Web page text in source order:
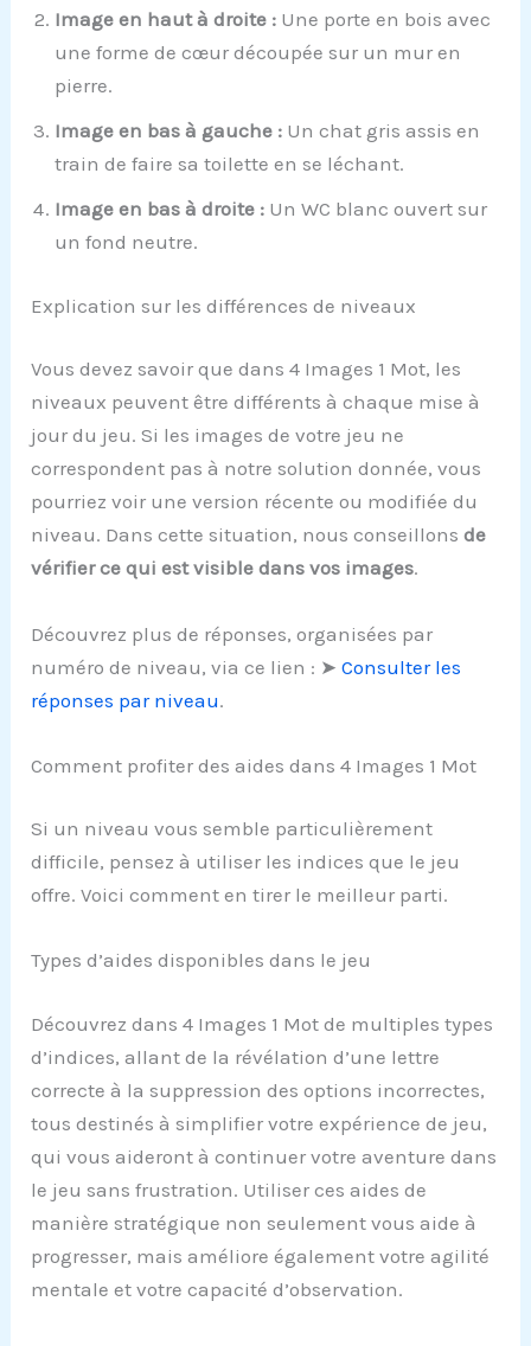
Image en haut à droite : Une porte en bois avec
une forme de cœur découpée sur un mur en
pierre.
Image en bas à gauche : Un chat gris assis en
train de faire sa toilette en se léchant.
Image en bas à droite : Un WC blanc ouvert sur
un fond neutre.
Explication sur les différences de niveaux
Vous devez savoir que dans 4 Images 1 Mot, les
niveaux peuvent être différents à chaque mise à
jour du jeu. Si les images de votre jeu ne
correspondent pas à notre solution donnée, vous
pourriez voir une version récente ou modifiée du
niveau. Dans cette situation, nous conseillonsde
vérifier ce qui est visible dans vos images.
Découvrez plus de réponses, organisées par
numéro de niveau, via ce lien : ➤Consulter les
réponses par niveau.
Comment profiter des aides dans 4 Images 1 Mot
Si un niveau vous semble particulièrement
difficile, pensez à utiliser les indices que le jeu
offre. Voici comment en tirer le meilleur parti.
Types d’aides disponibles dans le jeu
Découvrez dans 4 Images 1 Mot de multiples types
d’indices, allant de la révélation d’une lettre
correcte à la suppression des options incorrectes,
tous destinés à simplifier votre expérience de jeu,
qui vous aideront à continuer votre aventure dans
le jeu sans frustration. Utiliser ces aides de
manière stratégique non seulement vous aide à
progresser, mais améliore également votre agilité
mentale et votre capacité d’observation.